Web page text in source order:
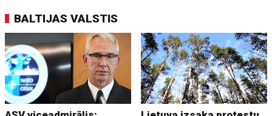
BALTIJAS VALSTIS